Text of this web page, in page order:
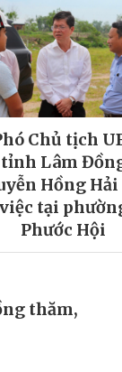
Chủ tịch
tỉnh Lâm
Hồng
việc tại
Phước Hội
thăm,